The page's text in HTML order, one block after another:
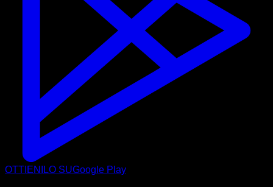
OTTIENILO SUGoogle Play